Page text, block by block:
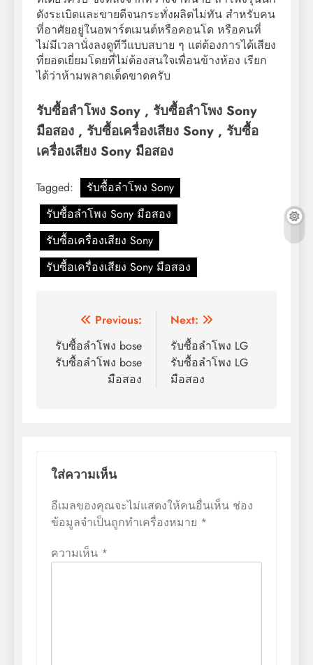
ดังระเบิดและขายดีจนกระทั่งผลิตไม่ทัน สำหรับคน
ที่อาศัยอยู่ในอพาร์ตเมนต์หรือคอนโด หรือคนที่
ไม่มีเวลานั่งลงดูทีวีแบบสบาย ๆ แต่ต้องการได้เสียง
ที่ยอดเยี่ยมโดยที่ไม่ต้องสนใจเพื่อนข้างห้อง เรียก
ได้ว่าห้ามพลาดเด็ดขาดครับ
รับซื้อลำโพง Sony , รับซื้อลำโพง Sony
มือสอง , รับซื้อเครื่องเสียง Sony , รับซื้อ
เครื่องเสียง Sony มือสอง
Tagged:
รับซื้อลำโพง Sony
รับซื้อลำโพง Sony มือสอง
รับซื้อเครื่องเสียง Sony
รับซื้อเครื่องเสียง Sony มือสอง
แนะแนว
เรื่อง
Previous:
รับซื้อลำโพง bose
รับซื้อลำโพง bose
มือสอง
Next:
รับซื้อลำโพง LG
รับซื้อลำโพง LG
มือสอง
ใส่ความเห็น
อีเมลของคุณจะไม่แสดงให้คนอื่นเห็น ช่อง
ข้อมูลจำเป็นถูกทำเครื่องหมาย *
ความเห็น *